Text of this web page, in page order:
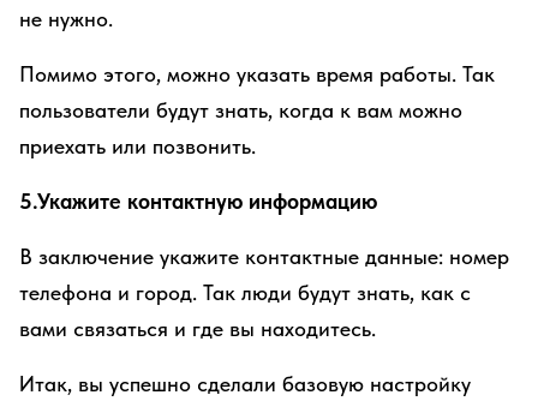
не нужно.
Помимо этого, можно указать время работы. Так
пользователи будут знать, когда к вам можно
приехать или позвонить.
5.Укажите контактную информацию
В заключение укажите контактные данные: номер
телефона и город. Так люди будут знать, как с
вами связаться и где вы находитесь.
Итак, вы успешно сделали базовую настройку